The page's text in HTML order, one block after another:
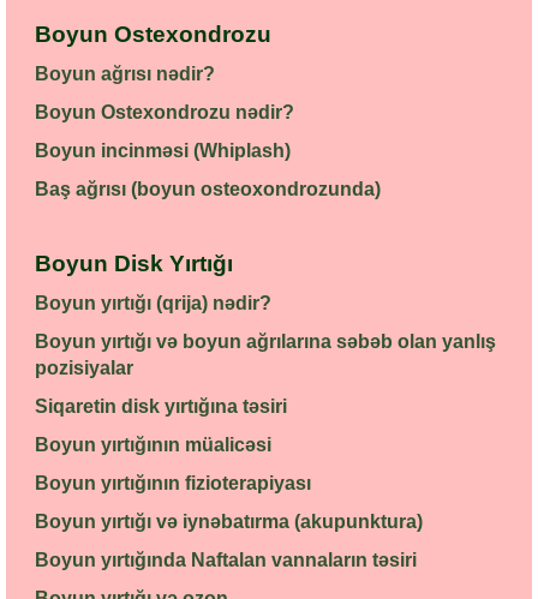
Boyun Ostexondrozu
Boyun ağrısı nədir?
Boyun Ostexondrozu nədir?
Boyun incinməsi (Whiplash)
Baş ağrısı (boyun osteoxondrozunda)
Boyun Disk Yırtığı
Boyun yırtığı (qrija) nədir?
Boyun yırtığı və boyun ağrılarına səbəb olan yanlış
pozisiyalar
Siqaretin disk yırtığına təsiri
Boyun yırtığının müalicəsi
Boyun yırtığının fizioterapiyası
Boyun yırtığı və iynəbatırma (akupunktura)
Boyun yırtığında Naftalan vannaların təsiri